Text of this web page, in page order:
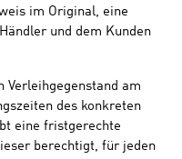
im Original, eine
und dem Kunden
Verleihgegenstand am
des konkreten
eine fristgerechte
berechtigt, für jeden